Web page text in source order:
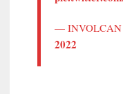
— INVOLCAN
2022